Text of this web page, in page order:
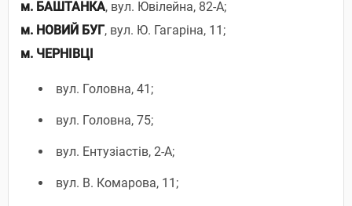
м. БАШТАНКА, вул. Ювілейна, 82-А;
м. НОВИЙ БУГ, вул. Ю. Гагаріна, 11;
м. ЧЕРНІВЦІ
вул. Головна, 41;
вул. Головна, 75;
вул. Ентузіастів, 2-А;
вул. В. Комарова, 11;